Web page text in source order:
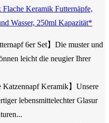
Flache Keramik Futternäpfe,
Wasser, 250ml Kapazität*
6er Set】Die muster und
leicht die neugier Ihrer
Keramik】Unsere
lebensmittelechter Glasur